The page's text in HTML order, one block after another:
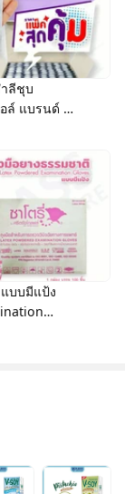
ลีชุบ
ล์ แบรนด์ EZ
Ball
บ
บบมีแป้ง
Gloves